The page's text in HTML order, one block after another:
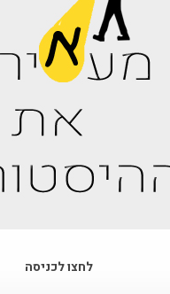
לחצו לכניסה